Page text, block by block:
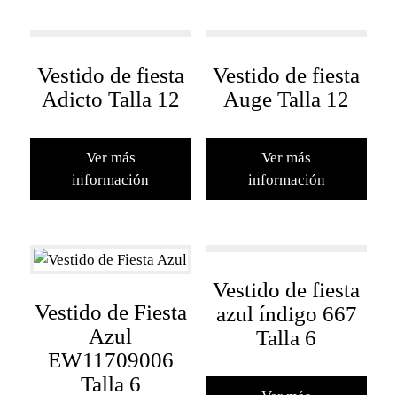
Vestido de fiesta
Adicto Talla 12
Ver más
información
Vestido de fiesta
Auge Talla 12
Ver más
información
Vestido de Fiesta
Azul
EW11709006
Talla 6
Vestido de fiesta
azul índigo 667
Talla 6